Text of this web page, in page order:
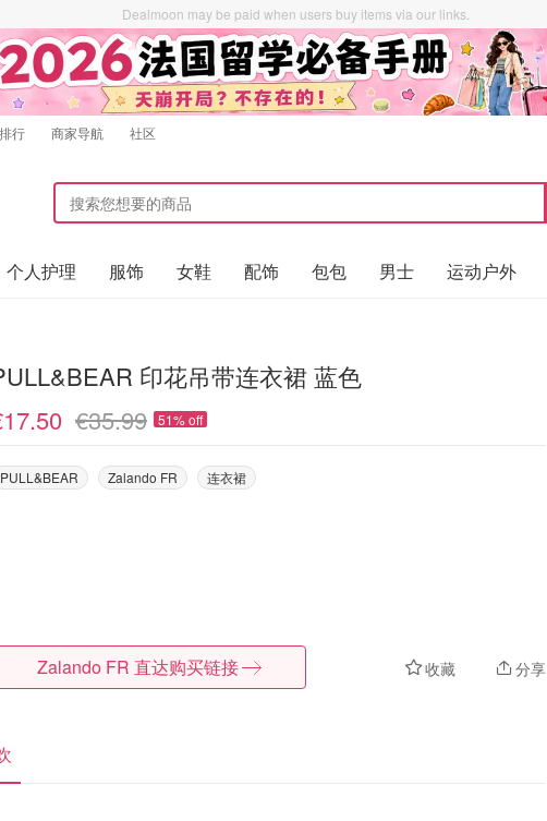
Dealmoon may be paid when users buy items via our links.
行 商家导航 社区
个人护理 服饰 女鞋 配饰 包包 男士 运动户外
印花吊带连衣裙 蓝色
€35.99 51% off
PULL&BEAR Zalando FR 连衣裙
收藏 分享
Zalando FR 直达购买链接